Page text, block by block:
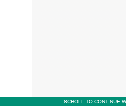
SCROLL TO CONTINUE